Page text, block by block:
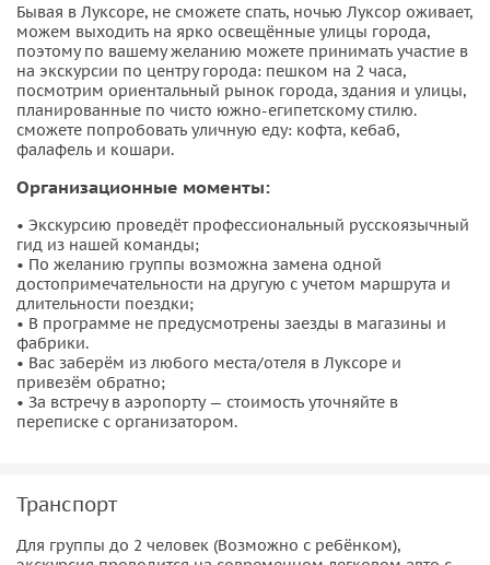
Бывая в Луксоре, не сможете спать, ночью Луксор оживает,
можем выходить на ярко освещённые улицы города,
поэтому по вашему желанию можете принимать участие в
на экскурсии по центру города: пешком на 2 часа,
посмотрим ориентальный рынок города, здания и улицы,
планированные по чисто южно-египетскому стилю.
сможете попробовать уличную еду: кофта, кебаб,
фалафель и кошари.
Организационные моменты:
• Экскурсию проведёт профессиональный русскоязычный
гид из нашей команды;
• По желанию группы возможна замена одной
достопримечательности на другую с учетом маршрута и
длительности поездки;
• В программе не предусмотрены заезды в магазины и
фабрики.
• Вас заберём из любого места/отеля в Луксоре и
привезём обратно;
• За встречу в аэропорту — стоимость уточняйте в
переписке с организатором.
Транспорт
Для группы до 2 человек (Возможно с ребёнком),